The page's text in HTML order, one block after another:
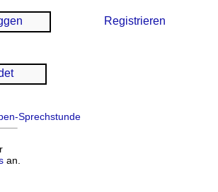
Registrieren
Sprechstunde
an.